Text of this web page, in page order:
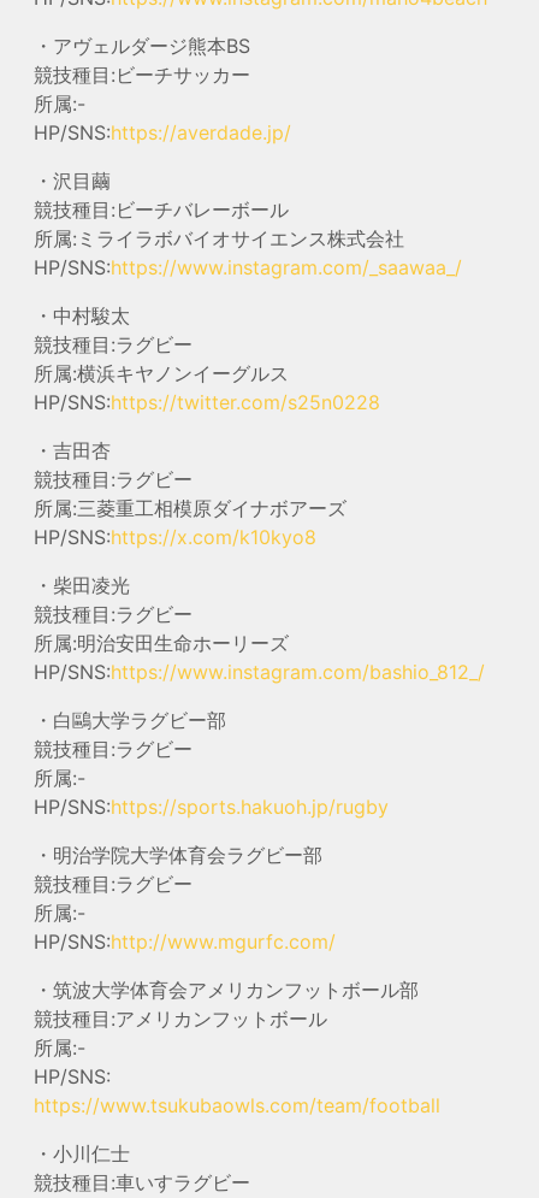
・アヴェルダージ熊本BS
競技種目:ビーチサッカー
所属:-
HP/SNS:https://averdade.jp/
・沢目繭
競技種目:ビーチバレーボール
所属:ミライラボバイオサイエンス株式会社
HP/SNS:https://www.instagram.com/_saawaa_/
・中村駿太
競技種目:ラグビー
所属:横浜キヤノンイーグルス
HP/SNS:https://twitter.com/s25n0228
・吉田杏
競技種目:ラグビー
所属:三菱重工相模原ダイナボアーズ
HP/SNS:https://x.com/k10kyo8
・柴田凌光
競技種目:ラグビー
所属:明治安田生命ホーリーズ
HP/SNS:https://www.instagram.com/bashio_812_/
・白鷗大学ラグビー部
競技種目:ラグビー
所属:-
HP/SNS:https://sports.hakuoh.jp/rugby
・明治学院大学体育会ラグビー部
競技種目:ラグビー
所属:-
HP/SNS:http://www.mgurfc.com/
・筑波大学体育会アメリカンフットボール部
競技種目:アメリカンフットボール
所属:-
HP/SNS:
https://www.tsukubaowls.com/team/football
・小川仁士
競技種目:車いすラグビー